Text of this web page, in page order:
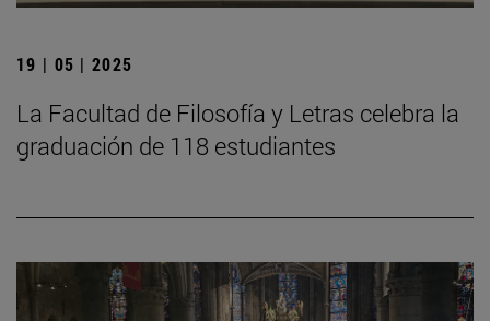
19 | 05 | 2025
La Facultad de Filosofía y Letras celebra la
graduación de 118 estudiantes